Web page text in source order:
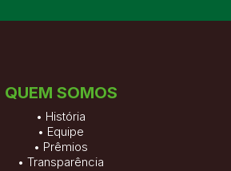
QUEM SOMOS
• História
• Equipe
• Prêmios
•Transparência